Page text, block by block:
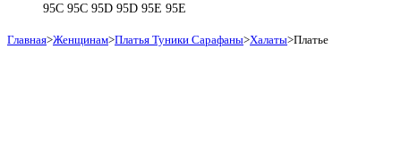
95C 95C 95D 95D 95E 95E
Главная>Женщинам>Платья Туники Сарафаны>Халаты>Платье